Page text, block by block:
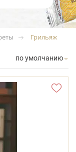
Грильяж
по умолчанию